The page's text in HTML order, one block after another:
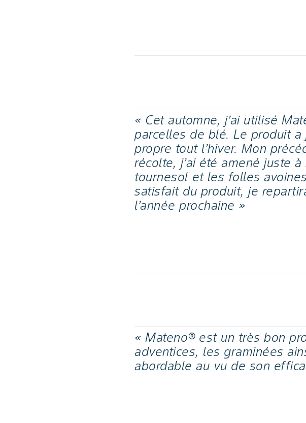
« Cet automne, j’ai utilisé
parcelles de blé. Le produit
propre tout l’hiver. Mon
récolte, j’ai été amené juste
tournesol et les folles
satisfait du produit, je
l’année prochaine »
« Mateno® est un très bon
adventices, les graminées
abordable au vu de son